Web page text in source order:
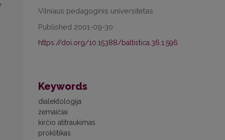
Vilniaus pedagoginis universitetas
Published 2001-09-30
https://doi.org/10.15388/baltistica.36.1.596
Keywords
dialektologija
žemaičiai
kirčio atitraukimas
proklitikas